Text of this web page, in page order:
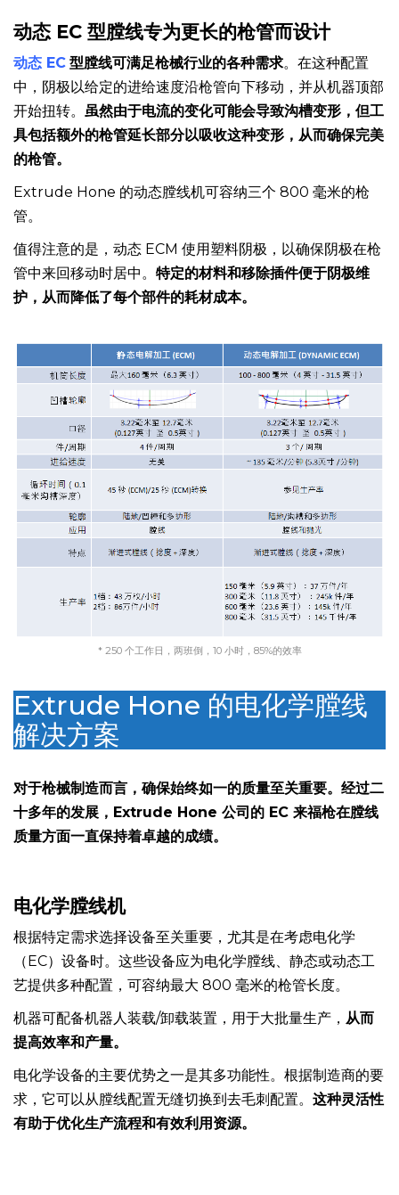
动态 EC 型膛线专为更长的枪管而设计
动态 EC 型膛线可满足枪械行业的各种需求 。在这种配置
中，阴极以给定的进给速度沿枪管向下移动，并从机器顶部
开始扭转。虽然由于电流的变化可能会导致沟槽变形，但工
具包括额外的枪管延长部分以吸收这种变形，从而确保完美
的枪管。
Extrude Hone 的动态膛线机可容纳三个 800 毫米的枪
管。
值得注意的是，动态 ECM 使用塑料阴极，以确保阴极在枪
管中来回移动时居中。特定的材料和移除插件便于阴极维
Extrude Hone 的电化学膛线
解决方案
对于枪械制造而言，确保始终如一的质量至关重要。经过二
十多年的发展，Extrude Hone 公司的 EC 来福枪在膛线
电化学膛线机
根据特定需求选择设备至关重要，尤其是在考虑电化学
（EC）设备时。这些设备应为电化学膛线、静态或动态工
艺提供多种配置，可容纳最大 800 毫米的枪管长度。
机器可配备机器人装载/卸载装置，用于大批量生产，
提高效率和产量。
电化学设备的主要优势之一是其多功能性。根据制造商的要
求，它可以从膛线配置无缝切换到去毛刺配置。